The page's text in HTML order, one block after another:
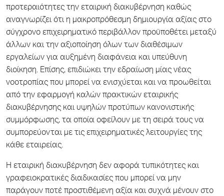
προτεραιότητες την εταιρική διακυβέρνηση καθώς
αναγνωρίζει ότι η μακροπρόθεσμη δημιουργία αξίας στο
σύγχρονο επιχειρηματικό περιβάλλον προϋποθέτει μεταξύ
άλλων και την αξιοποίηση όλων των διαθέσιμων
εργαλείων για αυξημένη διαφάνεια και υπεύθυνη
διοίκηση. Επίσης, επιδιώκει την εδραίωση μίας νέας
νοοτροπίας που μπορεί να ενισχύεται και να προωθείται
από την εφαρμογή καλών πρακτικών εταιρικής
διακυβέρνησης και υψηλών προτύπων κανονιστικής
συμμόρφωσης, τα οποία οφείλουν με τη σειρά τους να
συμπορεύονται με τις επιχειρηματικές λειτουργίες της
κάθε εταιρείας.
Η εταιρική διακυβέρνηση δεν αφορά τυπικότητες και
γραφειοκρατικές διαδικασίες που μπορεί να μην
παράγουν ποτέ προστιθέμενη αξία και συχνά μένουν στο